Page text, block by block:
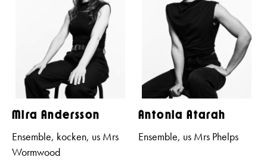
Mira Andersson
Ensemble, kocken, us Mrs
Wormwood
Antonia Atarah
Ensemble, us Mrs Phelps